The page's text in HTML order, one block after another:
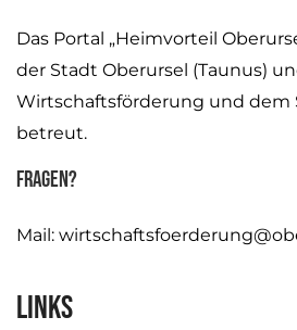
Das Portal „Heimvorteil
der Stadt Oberursel (Taunus)
Wirtschaftsförderung und
betreut.
Fragen?
Mail:
Links